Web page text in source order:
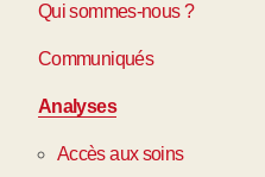
Qui sommes-nous ?
Communiqués
Analyses
Accès aux soins